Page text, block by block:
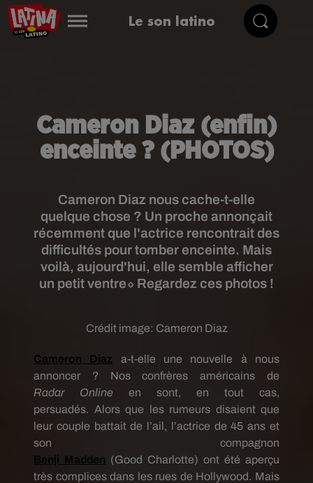
Le son latino
Cameron Diaz (enfin)
enceinte ? (PHOTOS)
Cameron Diaz nous cache-t-elle
quelque chose ? Un proche annonçait
récemment que l'actrice rencontrait des
difficultés pour tomber enceinte. Mais
voilà, aujourd'hui, elle semble afficher
un petit ventre⬦ Regardez ces photos !
Crédit image: Cameron Diaz
Cameron Diaz a-t-elle une nouvelle à nous
annoncer ?
Nos confrères américains de
Radar Online en
sont, en tout cas,
persuadés. Alors que les rumeurs disaient que
leur couple battait de l’ail, l’actrice de 45 ans et
son compagnon
Benji Madden (Good Charlotte) ont été aperçu
très complices dans les rues de Hollywood. Mais